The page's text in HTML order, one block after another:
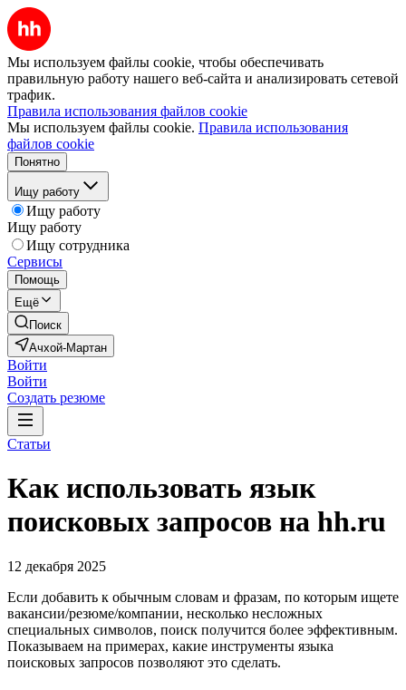
Мы используем файлы cookie, чтобы обеспечивать
правильную работу нашего веб-сайта и анализировать сетевой
трафик.
Правила использования файлов cookie
Мы используем файлы cookie. Правила использования
файлов cookie
Понятно
Ищу работу
Ищу работу
Ищу работу
Ищу сотрудника
Сервисы
Помощь
Ещё
Поиск
Ачхой-Мартан
Войти
Войти
Создать резюме
Статьи
Как использовать язык
поисковых запросов на hh.ru
12 декабря 2025
Если добавить к обычным словам и фразам, по которым ищете
вакансии/резюме/компании, несколько несложных
специальных символов, поиск получится более эффективным.
Показываем на примерах, какие инструменты языка
поисковых запросов позволяют это сделать.